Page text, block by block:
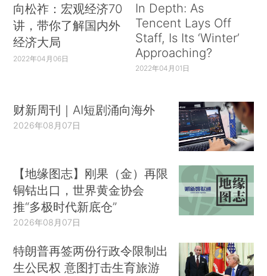
向松祚：宏观经济70
讲，带你了解国内外
经济大局
2022年04月06日
In Depth: As
Tencent Lays Off
Staff, Is Its ‘Winter’
Approaching?
2022年04月01日
财新周刊｜AI短剧涌向海外
2026年08月07日
【地缘图志】刚果（金）再限
铜钴出口，世界黄金协会
推“多极时代新底仓”
2026年08月07日
特朗普再签两份行政令限制出
生公民权 意图打击生育旅游